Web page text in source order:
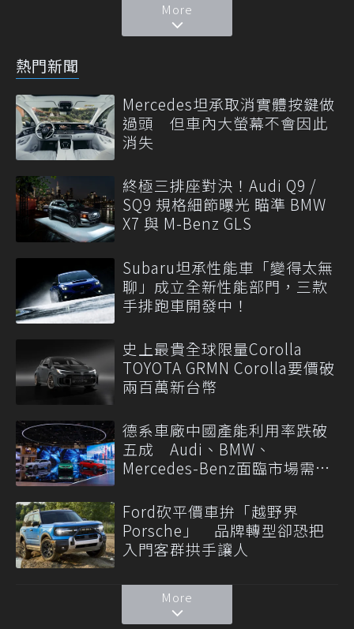
More
熱門新聞
Mercedes坦承取消實體按鍵做
過頭 但車內大螢幕不會因此
消失
終極三排座對決！Audi Q9 /
SQ9 規格細節曝光 瞄準 BMW
X7 與 M-Benz GLS
Subaru坦承性能車「變得太無
聊」成立全新性能部門，三款
手排跑車開發中！
史上最貴全球限量Corolla
TOYOTA GRMN Corolla要價破
兩百萬新台幣
德系車廠中國產能利用率跌破
五成 Audi、BMW、
Mercedes-Benz面臨市場需求
Ford砍平價車拚「越野界
Porsche」 品牌轉型卻恐把
入門客群拱手讓人
More